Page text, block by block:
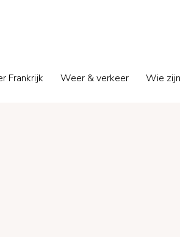
Frankrijk Weer & verkeer Wie